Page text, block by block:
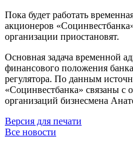
Пока будет работать
акционеров
организации приостановят.
Основная задача временной
финансового положения
регулятора. По данным
«Социнвестбанка» связаны с
организаций бизнесмена
Версия для печати
Все новости